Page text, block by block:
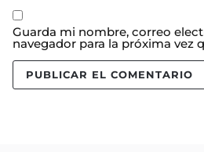
Guarda mi nombre, correo
navegador para la próxima vez